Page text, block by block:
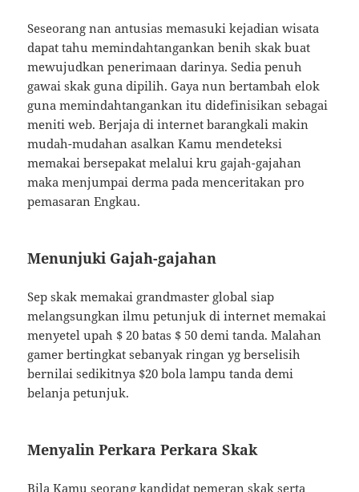
Seseorang nan antusias memasuki kejadian wisata
dapat tahu memindahtangankan benih skak buat
mewujudkan penerimaan darinya. Sedia penuh
gawai skak guna dipilih. Gaya nun bertambah elok
guna memindahtangankan itu didefinisikan sebagai
meniti web. Berjaja di internet barangkali makin
mudah-mudahan asalkan Kamu mendeteksi
memakai bersepakat melalui kru gajah-gajahan
maka menjumpai derma pada menceritakan pro
pemasaran Engkau.
Menunjuki Gajah-gajahan
Sep skak memakai grandmaster global siap
melangsungkan ilmu petunjuk di internet memakai
menyetel upah $ 20 batas $ 50 demi tanda. Malahan
gamer bertingkat sebanyak ringan yg berselisih
bernilai sedikitnya $20 bola lampu tanda demi
belanja petunjuk.
Menyalin Perkara Perkara Skak
Bila Kamu seorang kandidat pemeran skak serta